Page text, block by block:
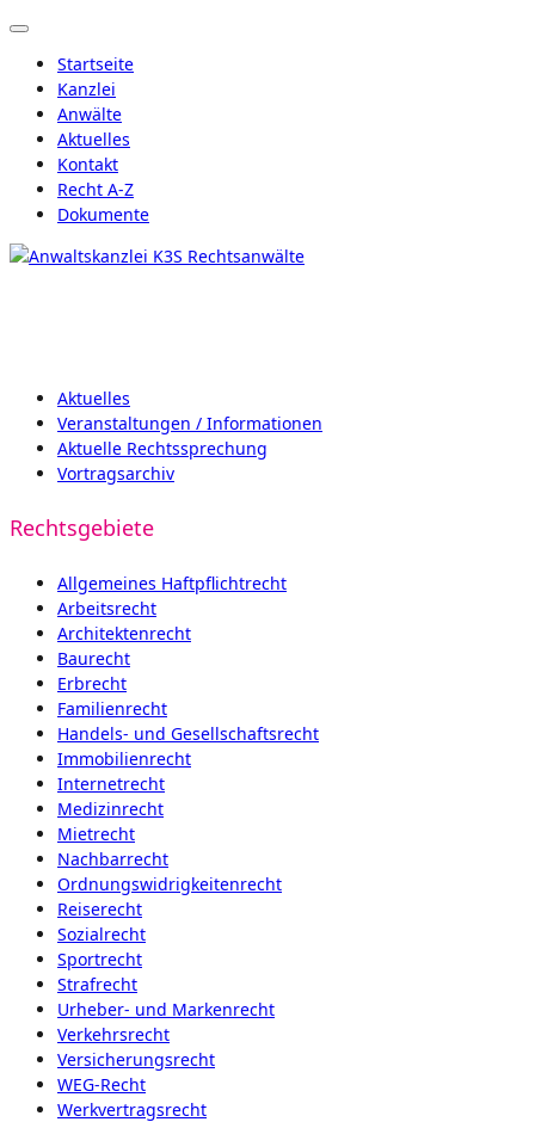
Startseite
Kanzlei
Anwälte
Aktuelles
Kontakt
Recht A-Z
Dokumente
Aktuelles
Veranstaltungen / Informationen
Aktuelle Rechtssprechung
Vortragsarchiv
Rechtsgebiete
Allgemeines Haftpflichtrecht
Arbeitsrecht
Architektenrecht
Baurecht
Erbrecht
Familienrecht
Handels- und Gesellschaftsrecht
Immobilienrecht
Internetrecht
Medizinrecht
Mietrecht
Nachbarrecht
Ordnungswidrigkeitenrecht
Reiserecht
Sozialrecht
Sportrecht
Strafrecht
Urheber- und Markenrecht
Verkehrsrecht
Versicherungsrecht
WEG-Recht
Werkvertragsrecht